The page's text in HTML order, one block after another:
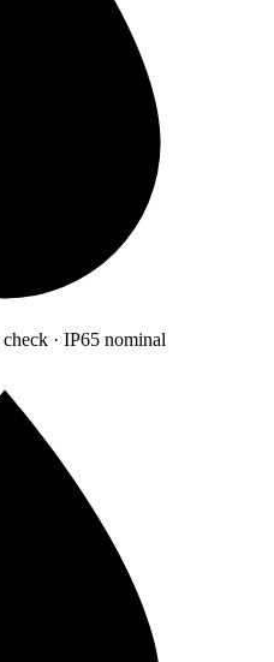
· IP65 nominal